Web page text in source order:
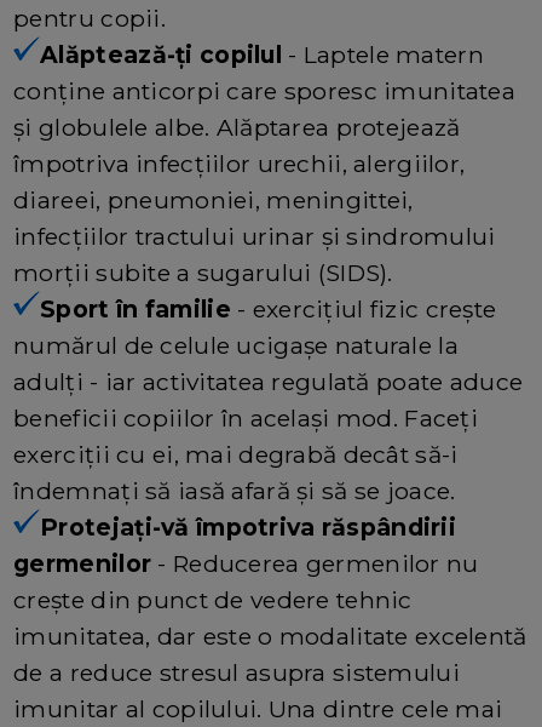
pentru copii.
Alăptează-ți copilul - Laptele matern
conține anticorpi care sporesc imunitatea
și globulele albe. Alăptarea protejează
împotriva infecțiilor urechii, alergiilor,
diareei, pneumoniei, meningittei,
infecțiilor tractului urinar și sindromului
morții subite a sugarului (SIDS).
Sport în familie - exercițiul fizic crește
numărul de celule ucigașe naturale la
adulți - iar activitatea regulată poate aduce
beneficii copiilor în același mod. Faceți
exerciții cu ei, mai degrabă decât să-i
îndemnați să iasă afară și să se joace.
Protejați-vă împotriva răspândirii
germenilor - Reducerea germenilor nu
crește din punct de vedere tehnic
imunitatea, dar este o modalitate excelentă
de a reduce stresul asupra sistemului
imunitar al copilului. Una dintre cele mai